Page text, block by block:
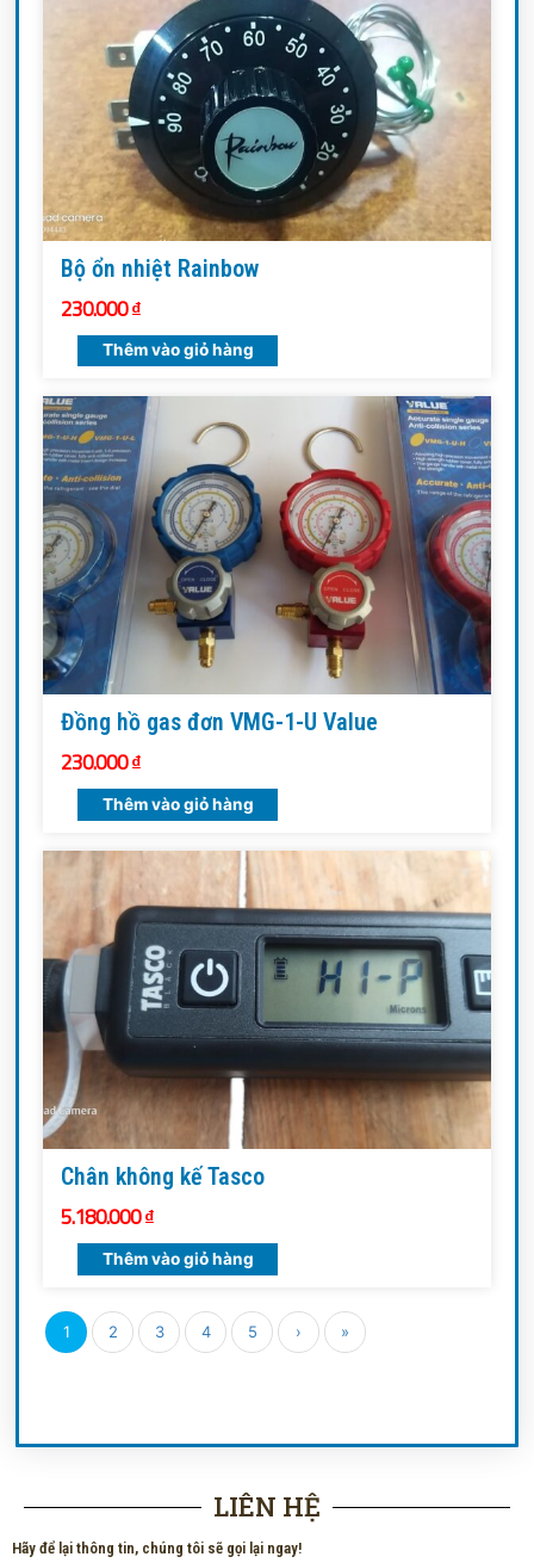
Bộ ổn nhiệt Rainbow
230.000₫
Thêm vào giỏ hàng
Đồng hồ gas đơn VMG-1-U Value
230.000₫
Thêm vào giỏ hàng
Chân không kế Tasco
5.180.000₫
Thêm vào giỏ hàng
1 2 3 4 5 › »
LIÊN HỆ
Hãy để lại thông tin, chúng tôi sẽ gọi lại ngay!